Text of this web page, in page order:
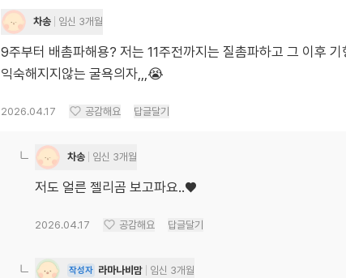
차송 임신 3개월
9주부터 배촘파해용? 저는 11주전까지는 질촘파하고 그 이후
익숙해지지않는 굴욕의자,,,😭
2026.04.17 공감해요 답글달기
차송 임신 3개월
저도 얼른 젤리곰 보고파요..♥️
2026.04.17 공감해요 답글달기
작성자 라마나비맘 임신 3개월